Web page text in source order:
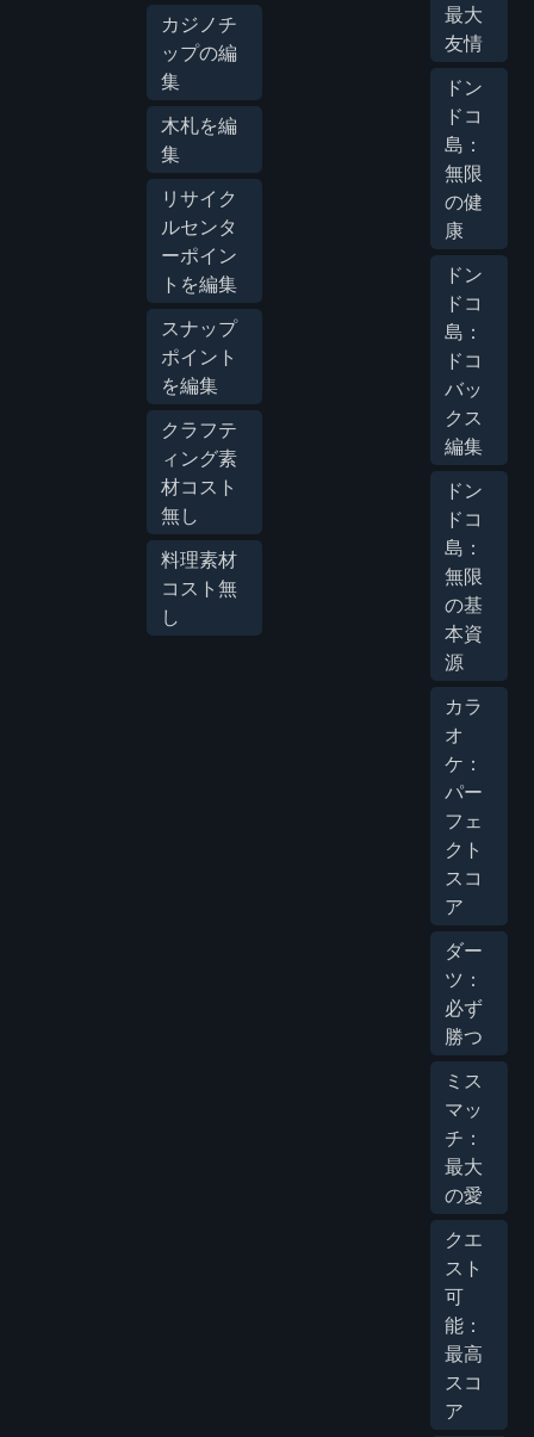
カジノチ
ップの編
集
木札を編
集
リサイク
ルセンタ
ーポイン
トを編集
スナップ
ポイント
を編集
クラフテ
ィング素
材コスト
無し
料理素材
コスト無
し
最大
友情
ドン
ドコ
島：
無限
の健
康
ドン
ドコ
島：
ドコ
バッ
クス
編集
ドン
ドコ
島：
無限
の基
本資
源
カラ
オ
ケ：
パー
フェ
クト
スコ
ア
ダー
ツ：
必ず
勝つ
ミス
マッ
チ：
最大
の愛
クエ
スト
可
能：
最高
スコ
ア